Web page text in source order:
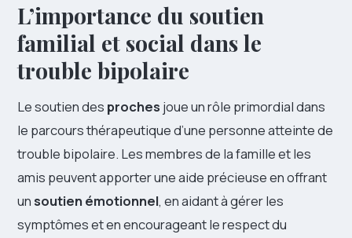
L’importance du soutien
familial et social dans le
trouble bipolaire
Le soutien des proches joue un rôle primordial dans
le parcours thérapeutique d’une personne atteinte de
trouble bipolaire. Les membres de la famille et les
amis peuvent apporter une aide précieuse en offrant
unsoutien émotionnel, en aidant à gérer les
symptômes et en encourageant le respect du